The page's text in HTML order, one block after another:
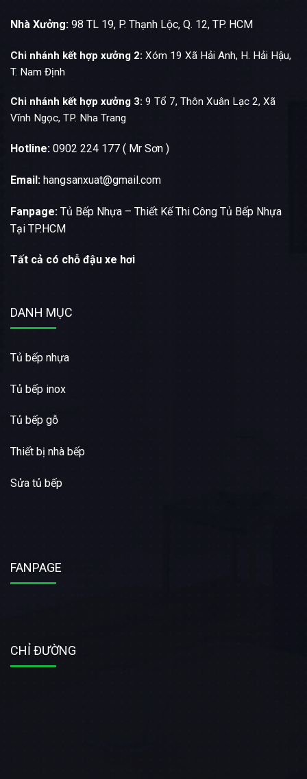
Nhà Xưởng: 98 TL 19, P. Thạnh Lộc, Q. 12, TP. HCM
Chi nhánh kết hợp xưởng 2: Xóm 19 Xã Hải Anh, H. Hải Hậu,
T. Nam Định
Chi nhánh kết hợp xưởng 3: 9 Tổ 7, Thôn Xuân Lạc 2, Xã
Vĩnh Ngọc, TP. Nha Trang
Hotline: 0902 224 177 ( Mr Sơn )
Email: hangsanxuat@gmail.com
Fanpage: Tủ Bếp Nhựa – Thiết Kế Thi Công Tủ Bếp Nhựa
Tại TP.HCM
Tất cả có chỗ đậu xe hơi
DANH MỤC
Tủ bếp nhựa
Tủ bếp inox
Tủ bếp gỗ
Thiết bị nhà bếp
Sửa tủ bếp
FANPAGE
CHỈ ĐƯỜNG